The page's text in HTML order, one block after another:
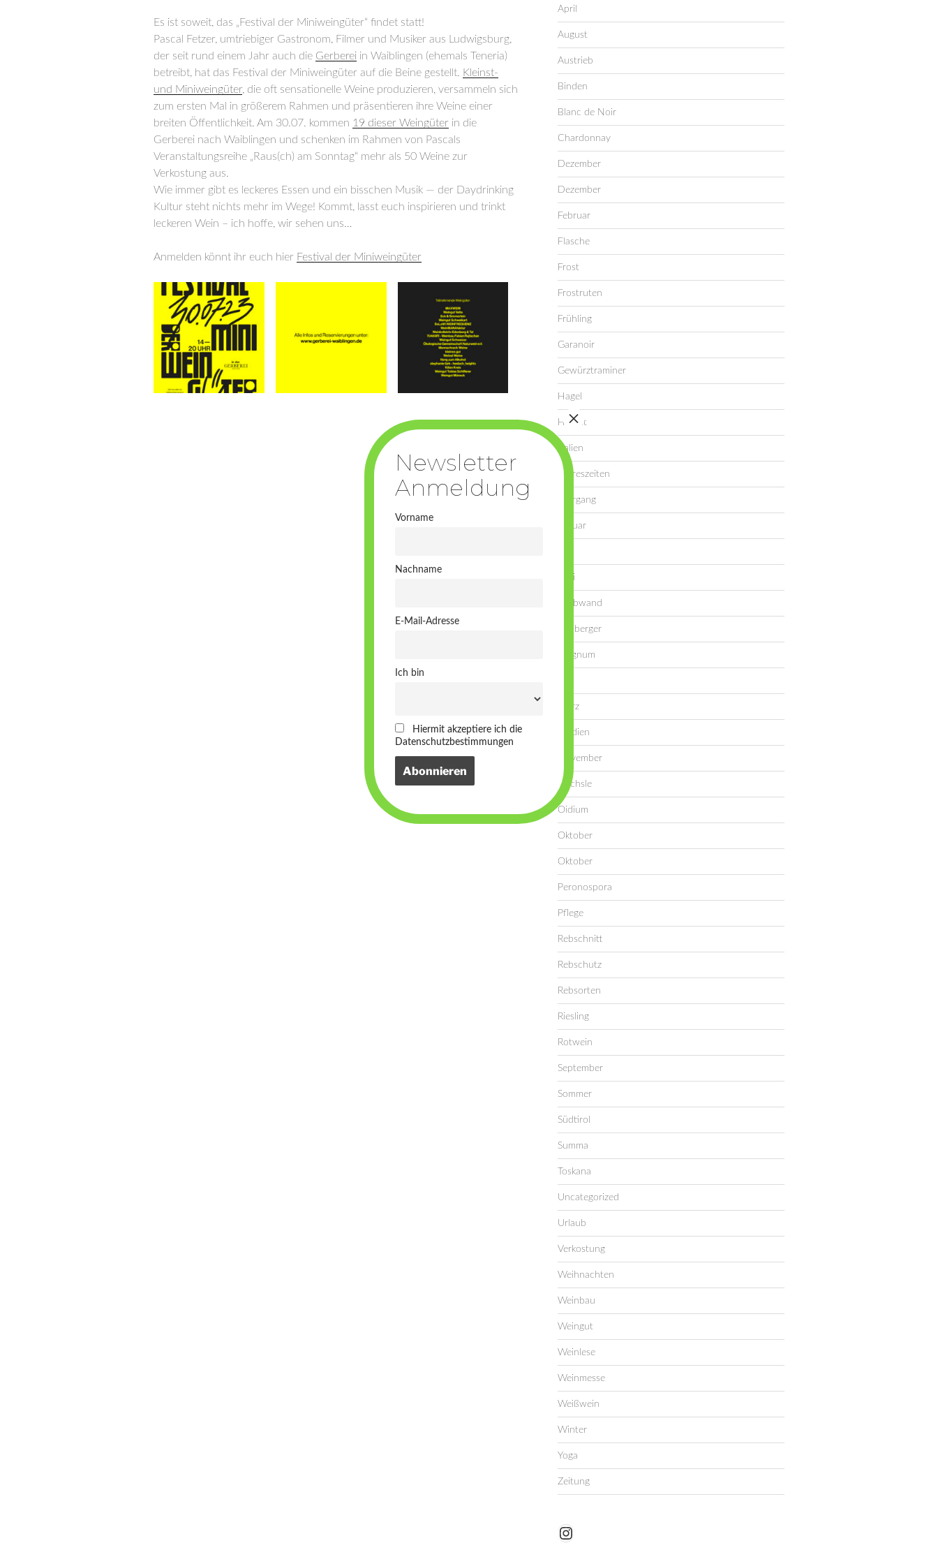
Es ist soweit, das „Festival der Miniweingüter“ findet statt!
Pascal Fetzer, umtriebiger Gastronom, Filmer und Musiker aus Ludwigsburg,
der seit rund einem Jahr auch die Gerberei in Waiblingen (ehemals Teneria)
betreibt, hat das Festival der Miniweingüter auf die Beine gestellt. Kleinst-
und Miniweingüter, die oft sensationelle Weine produzieren, versammeln sich
zum ersten Mal in größerem Rahmen und präsentieren ihre Weine einer
breiten Öffentlichkeit. Am 30.07. kommen 19 dieser Weingüter in die
Gerberei nach Waiblingen und schenken im Rahmen von Pascals
Veranstaltungsreihe „Raus(ch) am Sonntag“ mehr als 50 Weine zur
Verkostung aus.
Wie immer gibt es leckeres Essen und ein bisschen Musik — der Daydrinking
Kultur steht nichts mehr im Wege! Kommt, lasst euch inspirieren und trinkt
leckeren Wein – ich hoffe, wir sehen uns…
Anmelden könnt ihr euch hier Festival der Miniweingüter
April
August
Austrieb
Binden
Blanc de Noir
Chardonnay
Dezember
Dezember
Februar
Flasche
Frost
Frostruten
Frühling
Garanoir
Gewürztraminer
Hagel
Herbst
Italien
Jahreszeiten
Jahrgang
Januar
Juni
Laubwand
Lemberger
Magnum
März
Medien
November
Oechsle
Oidium
Oktober
Oktober
Peronospora
Pflege
Rebschnitt
Rebschutz
Rebsorten
Riesling
Rotwein
September
Sommer
Südtirol
Summa
Toskana
Uncategorized
Urlaub
Verkostung
Weihnachten
Weinbau
Weingut
Weinlese
Weinmesse
Weißwein
Winter
Yoga
Zeitung
Instagram
Vorname
Nachname
E-Mail-Adresse
Ich bin
Hiermit akzeptiere ich die
Datenschutzbestimmungen